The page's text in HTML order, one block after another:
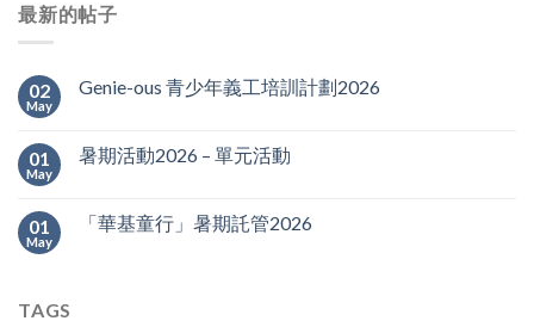
最新的帖子
02
May
Genie-ous 青少年義工培訓計劃2026
01
May
暑期活動2026 – 單元活動
01
May
「華基童行」暑期託管2026
TAGS